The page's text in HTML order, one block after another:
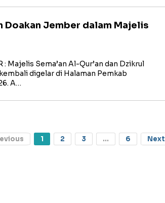
Doakan Jember dalam Majelis
: Majelis Sema’an Al-Qur’an dan Dzikrul
digelar di Halaman Pemkab
A…
1 2 3 ... 6 Next